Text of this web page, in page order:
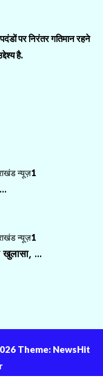
पर निरंतर गतिमान रहने
है.
न्यूज़1
न्यूज़1
खुलासा, ...
Theme: NewsHit